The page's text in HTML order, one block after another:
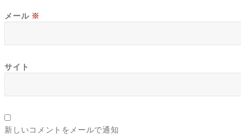
メール ※
サイト
新しいコメントをメールで通知